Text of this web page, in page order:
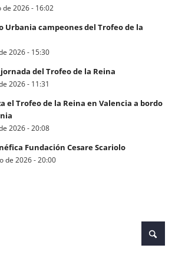
de 2026 - 16:02
Urbania campeones del Trofeo de la
2026 - 15:30
del Trofeo de la Reina
2026 - 11:31
el Trofeo de la Reina en Valencia a bordo
2026 - 20:08
Fundación Cesare Scariolo
de 2026 - 20:00